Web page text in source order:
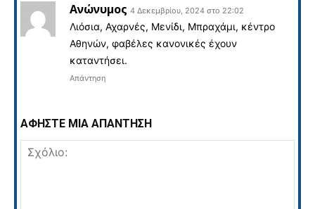
Ανώνυμος 4 Δεκεμβρίου, 2024 στο 22:02
Λιόσια, Αχαρνές, Μενίδι, Μπραχάμι, κέντρο
Αθηνών, φαβέλες κανονικές έχουν
καταντήσει.
Απάντηση
ΑΦΗΣΤΕ ΜΙΑ ΑΠΑΝΤΗΣΗ